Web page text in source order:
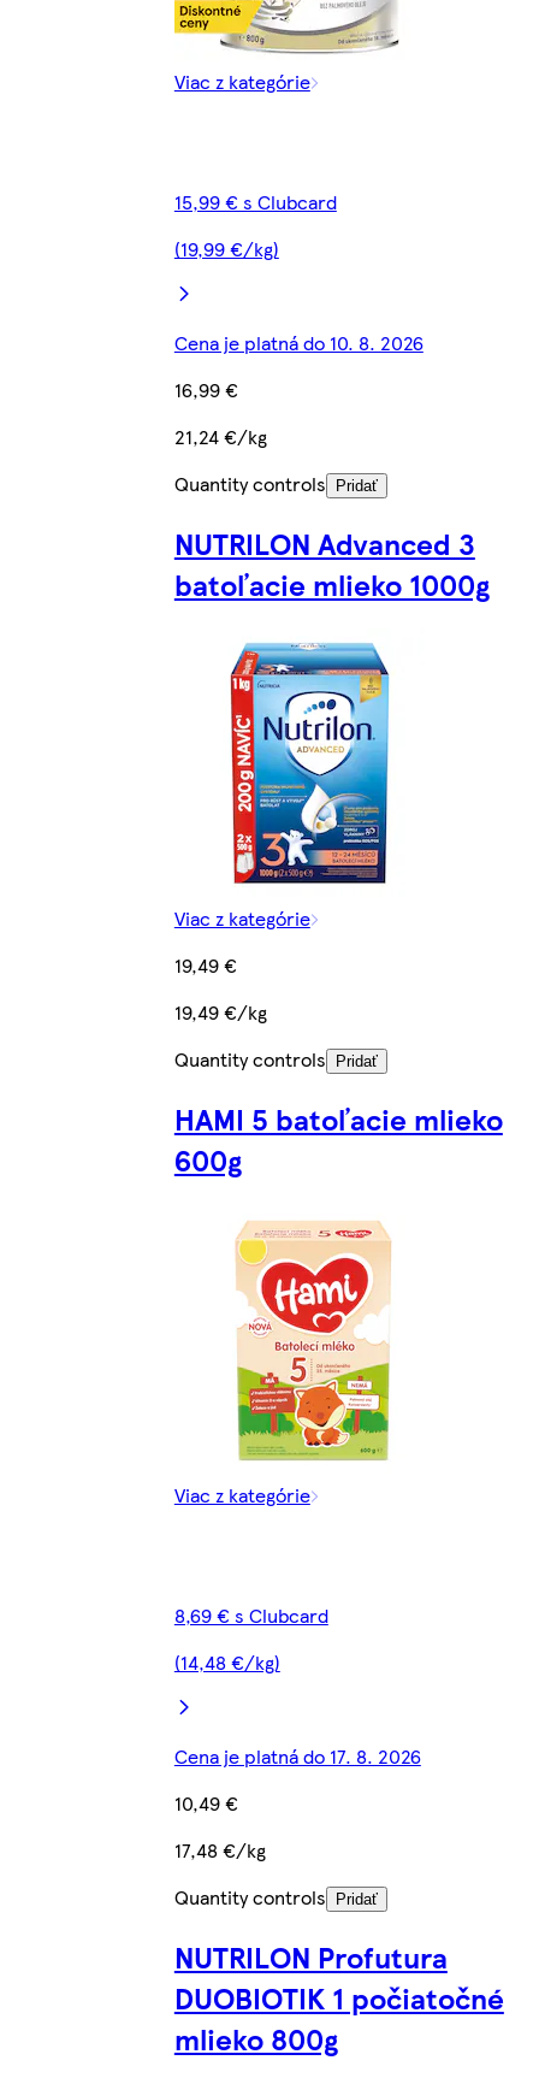
Viac z kategórie
15,99 € s Clubcard
(19,99 €/kg)
Cena je platná do 10. 8. 2026
16,99 €
21,24 €/kg
Quantity controls
Pridať
NUTRILON Advanced 3
batoľacie mlieko 1000g
Viac z kategórie
19,49 €
19,49 €/kg
Quantity controls
Pridať
HAMI 5 batoľacie mlieko
600g
Viac z kategórie
8,69 € s Clubcard
(14,48 €/kg)
Cena je platná do 17. 8. 2026
10,49 €
17,48 €/kg
Quantity controls
Pridať
NUTRILON Profutura
DUOBIOTIK 1 počiatočné
mlieko 800g